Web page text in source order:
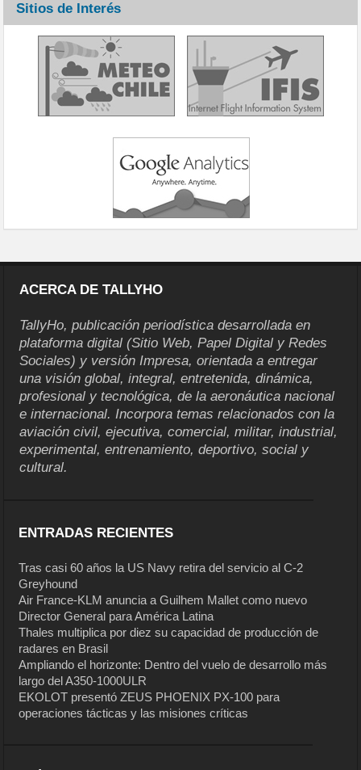
Sitios de Interés
ACERCA DE TALLYHO
TallyHo, publicación periodística desarrollada en
plataforma digital (Sitio Web, Papel Digital y Redes
Sociales) y versión Impresa, orientada a entregar
una visión global, integral, entretenida, dinámica,
profesional y tecnológica, de la aeronáutica nacional
e internacional. Incorpora temas relacionados con la
aviación civil, ejecutiva, comercial, militar, industrial,
experimental, entrenamiento, deportivo, social y
cultural.
ENTRADAS RECIENTES
Tras casi 60 años la US Navy retira del servicio al C-2
Greyhound
Air France-KLM anuncia a Guilhem Mallet como nuevo
Director General para América Latina
Thales multiplica por diez su capacidad de producción de
radares en Brasil
Ampliando el horizonte: Dentro del vuelo de desarrollo más
largo del A350-1000ULR
EKOLOT presentó ZEUS PHOENIX PX-100 para
operaciones tácticas y las misiones críticas